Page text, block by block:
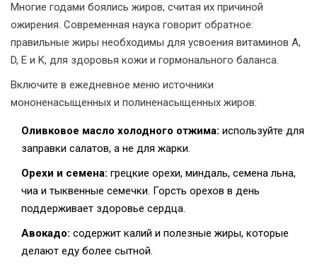
Многие годами боялись жиров, считая их причиной
ожирения. Современная наука говорит обратное:
правильные жиры необходимы для усвоения витаминов A,
D, E и K, для здоровья кожи и гормонального баланса.
Включите в ежедневное меню источники
мононенасыщенных и полиненасыщенных жиров:
Оливковое масло холодного отжима: используйте для
заправки салатов, а не для жарки.
Орехи и семена: грецкие орехи, миндаль, семена льна,
чиа и тыквенные семечки. Горсть орехов в день
поддерживает здоровье сердца.
Авокадо: содержит калий и полезные жиры, которые
делают еду более сытной.